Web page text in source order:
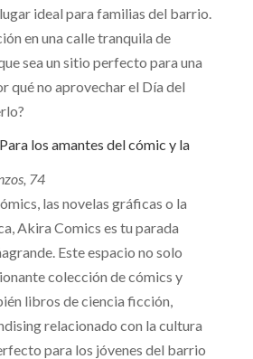
ideal para familias del barrio.
en una calle tranquila de
sea un sitio perfecto para una
qué no aprovechar el Día del
los amantes del cómic y la
74
las novelas gráficas o la
Akira Comics es tu parada
Este espacio no solo
colección de cómics y
libros de ciencia ficción,
relacionado con la cultura
para los jóvenes del barrio